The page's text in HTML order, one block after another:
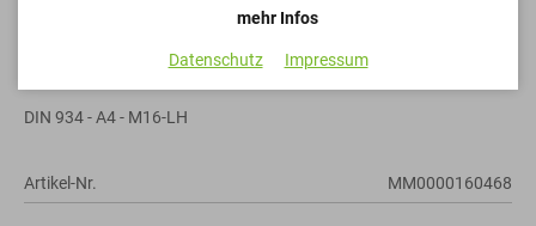
Sechskantmuttern
DIN 934 - A4 - M16-LH
Artikel-Nr. MM0000160468
mehr Infos
Datenschutz Impressum